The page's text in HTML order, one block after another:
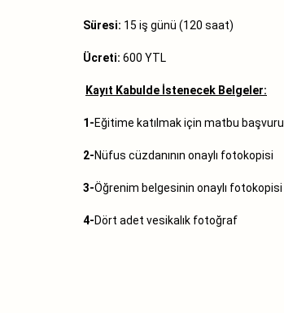
Süresi: 15 iş günü (120 saat)
Ücreti: 600 YTL
Kayıt Kabulde İstenecek Belgeler:
1-Eğitime katılmak için matbu
2-Nüfus cüzdanının onaylı fotokopisi
3-Öğrenim belgesinin onaylı fotokopisi
4-Dört adet vesikalık fotoğraf